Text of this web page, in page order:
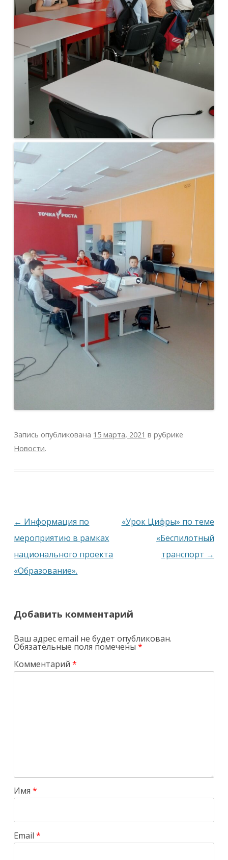
Запись опубликована 15 марта, 2021 в рубрике
Новости.
Навигация
по
записям
← Информация по
мероприятию в рамках
национального проекта
«Образование».
«Урок Цифры» по теме
«Беспилотный
транспорт →
Добавить комментарий
Ваш адрес email не будет опубликован.
Обязательные поля помечены*
Комментарий*
Имя*
Email*